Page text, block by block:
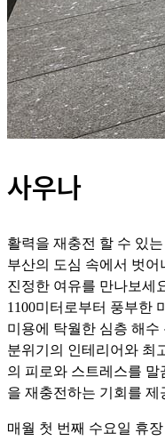
사우나
활력을 재충전 할 수 있
부산의 도심 속에서 벗
진정한 여유를 만나보세
1100미터로부터 풍부한
미용에 탁월한 심층 해
분위기의 인테리어와 최
의 피로와 스트레스를
을 재충전하는 기회를 제
매월 첫 번째 수요일 휴장